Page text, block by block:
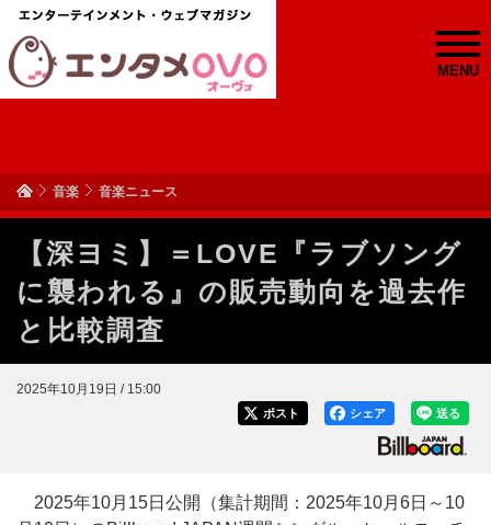
MENU
音楽 音楽ニュース
【深ヨミ】＝LOVE『ラブソング
に襲われる』の販売動向を過去作
と比較調査
2025年10月19日 / 15:00
送る
シェア
ポスト
2025年10月15日公開（集計期間：2025年10月6日～10